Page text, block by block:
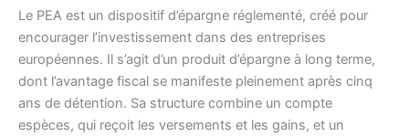
Le PEA est un dispositif d’épargne réglementé, créé pour
encourager l’investissement dans des entreprises
européennes. Il s’agit d’un produit d’épargne à long terme,
dont l’avantage fiscal se manifeste pleinement après cinq
ans de détention. Sa structure combine un compte
espèces, qui reçoit les versements et les gains, et un